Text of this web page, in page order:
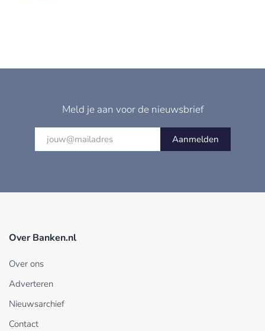
Meld je aan voor de nieuwsbrief
Aanmelden
Over Banken.nl
Over ons
Adverteren
Nieuwsarchief
Contact